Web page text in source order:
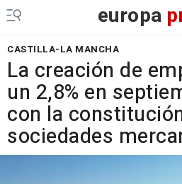
europa
CASTILLA-LA MANCHA
La creación de
un 2,8% en
con la
sociedades